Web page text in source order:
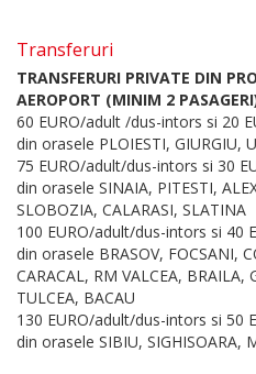
Transferuri
TRANSFERURI PRIVATE DIN
AEROPORT (MINIM 2
60 EURO/adult /dus-intors si 20
din orasele PLOIESTI, GIURGIU,
75 EURO/adult/dus-intors si 30
din orasele SINAIA, PITESTI,
SLOBOZIA, CALARASI, SLATINA
100 EURO/adult/dus-intors si 40
din orasele BRASOV, FOCSANI,
CARACAL, RM VALCEA, BRAILA,
TULCEA, BACAU
130 EURO/adult/dus-intors si 50
din orasele SIBIU, SIGHISOARA,